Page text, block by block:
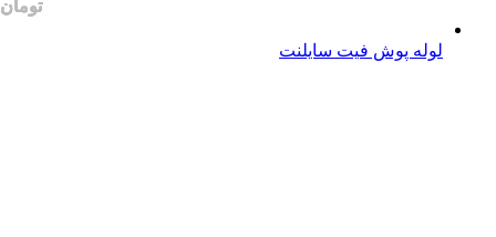
لوله پوش فیت سایلنت